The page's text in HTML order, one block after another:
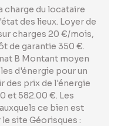
charge du locataire
des lieux. Loyer de
charges 20 €/mois,
de garantie 350 €.
B Montant moyen
d'énergie pour un
des prix de l'énergie
et 582.00 €. Les
ce bien est
site Géorisques :